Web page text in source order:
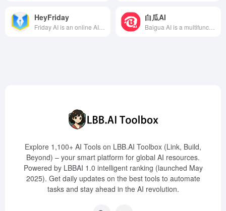
HeyFriday 白瓜AI
Explore 1,100+ AI Tools on LBB.AI Toolbox (Link, Build,
Beyond) – your smart platform for global AI resources.
Powered by LBBAI 1.0 intelligent ranking (launched May
2025). Get daily updates on the best tools to automate
tasks and stay ahead in the AI revolution.